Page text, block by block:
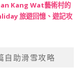
Kang Wat藝術村的
旅遊回憶、遊記攻
自助滑雪攻略